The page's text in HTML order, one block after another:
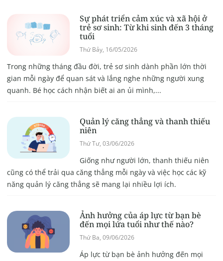
Sự phát triển cảm xúc và xã hội ở
trẻ sơ sinh: Từ khi sinh đến 3 tháng
tuổi
Thứ Bảy, 16/05/2026
Trong những tháng đầu đời, trẻ sơ sinh dành phần lớn thời
gian mỗi ngày để quan sát và lắng nghe những người xung
quanh. Bé học cách nhận biết ai an ủi mình,...
Quản lý căng thẳng và thanh thiếu
niên
Thứ Tư, 03/06/2026
Giống như người lớn, thanh thiếu niên
cũng có thể trải qua căng thẳng mỗi ngày và việc học các kỹ
năng quản lý căng thẳng sẽ mang lại nhiều lợi ích.
Ảnh hưởng của áp lực từ bạn bè
đến mọi lứa tuổi như thế nào?
Thứ Ba, 09/06/2026
Áp lực từ bạn bè ảnh hưởng đến mọi